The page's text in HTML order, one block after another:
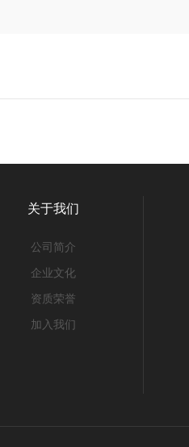
关于我们
公司简介
企业文化
资质荣誉
加入我们